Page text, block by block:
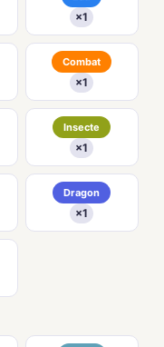
×1
Combat
×1
Insecte
×1
Dragon
×1